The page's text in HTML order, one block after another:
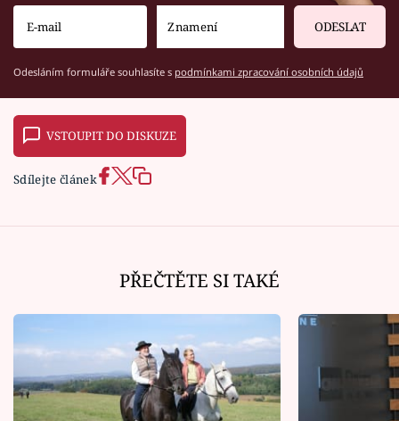
ODESLAT
Odesláním formuláře souhlasíte s podmínkami zpracování osobních údajů
VSTOUPIT DO DISKUZE
Sdílejte článek
PŘEČTĚTE SI TAKÉ